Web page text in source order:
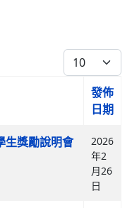
每頁顯示條數
發佈
日期
生獎勵說明會
2026
年2
月26
日